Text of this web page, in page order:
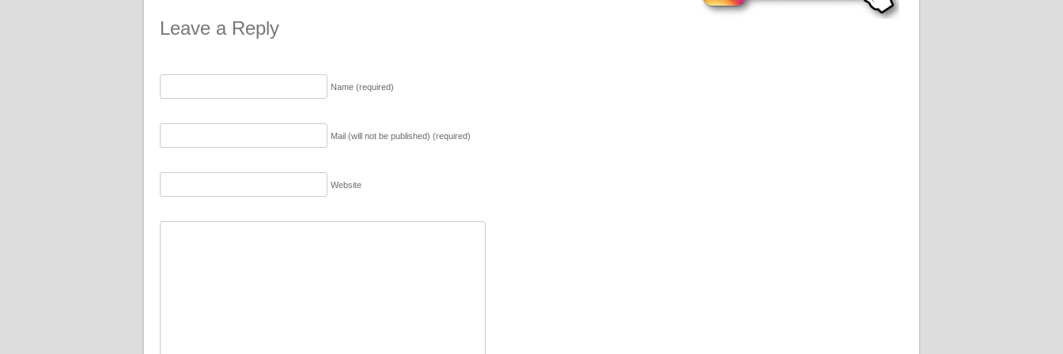
Leave a Reply
Name (required)
Mail (will not be published) (required)
Website